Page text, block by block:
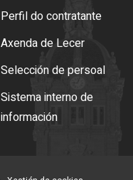
Perfil do contratante
Axenda de Lecer
Selección de persoal
Sistema interno de
información